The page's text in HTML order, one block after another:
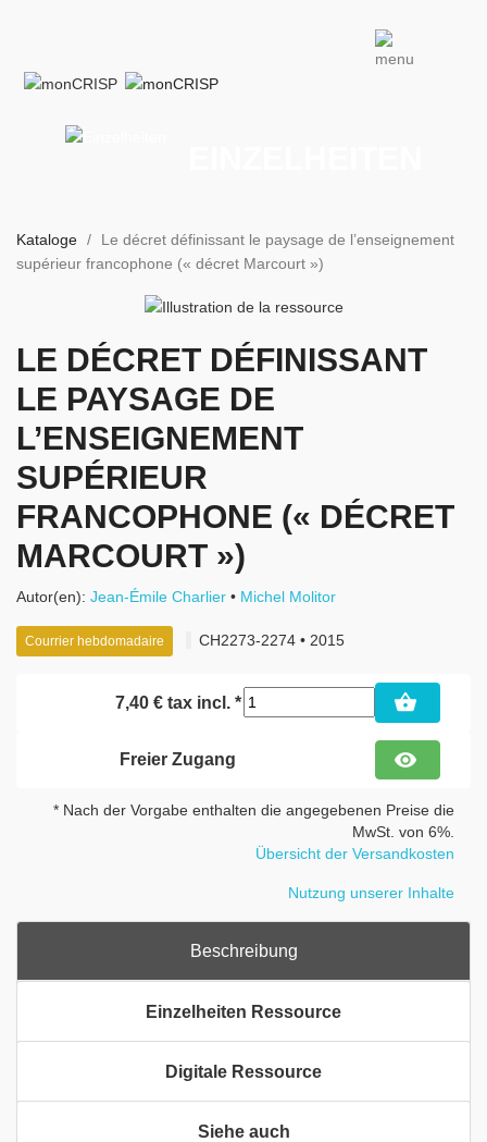
Kataloge
Le décret définissant le paysage de l’enseignement
supérieur francophone (« décret Marcourt »)
LE DÉCRET DÉFINISSANT
LE PAYSAGE DE
L’ENSEIGNEMENT
SUPÉRIEUR
FRANCOPHONE (« DÉCRET
MARCOURT »)
Autor(en): Jean-Émile Charlier Michel Molitor
Courrier hebdomadaire CH2273-2274 • 2015
7,40 € tax incl. * shopping_basket
Freier Zugang visibility
* Nach der Vorgabe enthalten die angegebenen Preise die
MwSt. von 6%.
Übersicht der Versandkosten
Nutzung unserer Inhalte
Beschreibung
Einzelheiten Ressource
Digitale Ressource
Siehe auch